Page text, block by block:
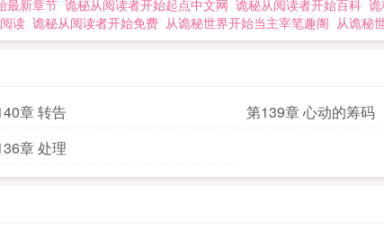
最新章节 诡秘从阅读者开始起点中文网 诡秘从阅读者开始百科
读 诡秘从阅读者开始免费 从诡秘世界开始当主宰笔趣阁 从诡秘
章 转告 第139章 心动的筹码
章 处理